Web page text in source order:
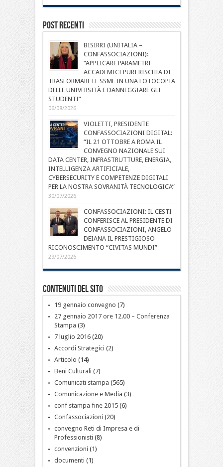
Post Recenti
BISIRRI (UNITALIA –
CONFASSOCIAZIONI):
“APPLICARE PARAMETRI
ACCADEMICI PURI RISCHIA DI
TRASFORMARE LE SSML IN UNA FOTOCOPIA
DELLE UNIVERSITÀ E DANNEGGIARE GLI
STUDENTI”
06/08/2026
VIOLETTI, PRESIDENTE
CONFASSOCIAZIONI DIGITAL:
“IL 21 OTTOBRE A ROMA IL
CONVEGNO NAZIONALE SUI
DATA CENTER, INFRASTRUTTURE, ENERGIA,
INTELLIGENZA ARTIFICIALE,
CYBERSECURITY E COMPETENZE DIGITALI
PER LA NOSTRA SOVRANITÀ TECNOLOGICA”
30/07/2026
CONFASSOCIAZIONI: IL CESTI
CONFERISCE AL PRESIDENTE DI
CONFASSOCIAZIONI, ANGELO
DEIANA IL PRESTIGIOSO
RICONOSCIMENTO “CIVITAS MUNDI”
29/07/2026
Contenuti del sito
19 gennaio convegno (7)
27 gennaio 2017 ore 12.00 – Conferenza
Stampa (3)
7 luglio 2016(20)
Accordi Strategici (2)
Articolo (14)
Beni Culturali (7)
Comunicati stampa (565)
Comunicazione e Media (3)
conf stampa fine 2015(6)
Confassociazioni (20)
convegno Reti di Impresa e di
Professionisti (8)
convenzioni (1)
documenti (1)